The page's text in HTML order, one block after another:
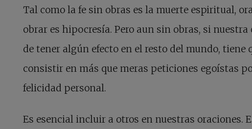
Tal como la fe sin obras es la muerte espiritual,
obrar es hipocresía. Pero aun sin obras, si nuestra
de tener algún efecto en el resto del mundo, tiene
consistir en más que meras peticiones egoístas
felicidad personal.
Es esencial incluir a otros en nuestras oraciones.